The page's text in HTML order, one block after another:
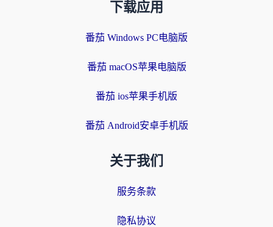
下载应用
番茄 Windows PC电脑版
番茄 macOS苹果电脑版
番茄 ios苹果手机版
番茄 Android安卓手机版
关于我们
服务条款
隐私协议